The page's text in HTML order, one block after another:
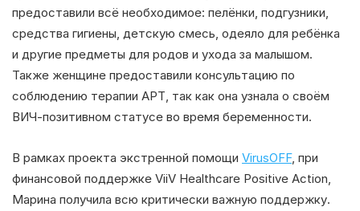
предоставили всё необходимое: пелёнки, подгузники,
средства гигиены, детскую смесь, одеяло для ребёнка
и другие предметы для родов и ухода за малышом.
Также женщине предоставили консультацию по
соблюдению терапии АРТ, так как она узнала о своём
ВИЧ-позитивном статусе во время беременности.
В рамках проекта экстренной помощи VirusOFF, при
финансовой поддержке ViiV Healthcare Positive Action,
Марина получила всю критически важную поддержку.